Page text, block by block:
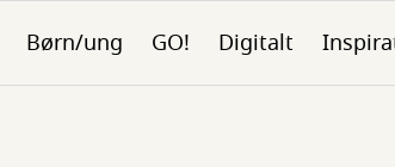
Børn/ung GO! Digitalt